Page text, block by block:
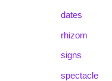
dates
rhizom
signs
spectacle